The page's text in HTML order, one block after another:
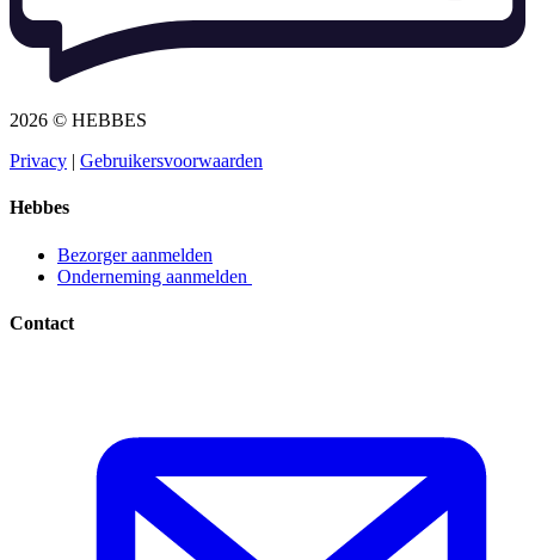
2026 © HEBBES
Privacy​​​​‌ ‍ ​‍​‍‌‍ ‌ ​‍‌‍‍‌‌‍‌ ‌‍‍‌‌‍ ‍​‍​‍​ ‍‍​‍​‍‌ ​ ‌‍​‌‌‍ ‍‌‍‍‌‌ ‌​‌ ‍‌​‍ ‍‌‍‍‌‌‍ ​‍​‍​‍ ​​‍​‍‌‍‍​‌ ​‍‌‍‌‌‌‍‌‍​‍​‍​ ‍‍​‍​‍‌‍‍​‌ ‌​‌ ‌​‌ ​​​ ‍‍​‍ ​‍ ‌‍ ​‌‍ ‌‍​ ‌‍​‌‌‍ ​‌‍‍​‌‍ ‌ ​ ‌ ‌​​ ‍‍​ ​ ​ ​ ​ ​ ​ ​ ​‍ ‌‍‍‌‌‍ ‍‌ ‌​‌‍‌‌‌‍ ‍‌ ‌​​‍ ‌‍‌‌‌‍‌​‌‍‍‌‌ ‌​​‍ ‌‍ ‌‌‍ ‌‍‌​‌‍‌‌​ ‌‌ ​​‌ ​‍‌‍‌‌‌ ​ ‌‍‌‌‌‍ ‍‌ ‌​‌‍​‌‌ ‌​‌‍‍‌‌‍ ‌‍ ‍​ ‍ ‌‍‍‌‌‍‌​​ ‌‌‍‌ ‌‍ ​‌‍ ‌‍​‍‌‍​‌‌‍ ​​ ‍ ‌ ‌​‌ ‍‌‌ ​​‌‍‌‌​ ‌‌‍‌ ‌‍ ​‌‍ ‌‍​‍‌‍​‌‌‍ ​​ ‍ ‌ ​​‌‍​‌‌ ‌​‌‍‍​​ ‌‌‍‌‍‌‍ ‌‍ ‌ ‌​‌‍‌‌‌ ​‍​‍ ‍‌‍ ​‌‍‌‌‌‍‌ ‌‍​‌‌‍ ​​‍‌‌​ ‌‌‌​​‍‌‌ ‌‍‍ ‌‍‌‌‌ ‍‌​‍‌‌​ ​ ‌​‌​​‍‌‌​ ​ ‌​‌​​‍‌‌​ ​‍​ ​‍​ ​‌​ ‍​‌‍‌‌​ ‌‍‌‍‌​‌‍‌‌‌‍‌‌​ ‌‍​ ​ ​ ‍‌​ ‌‌​ ‌​​‍‌‌​ ​‍​ ​‍​‍‌‌​ ‌‌‌​‌​​‍ ‍‌‍ ​‌‍​‌‌‍​‍‌‍‌‌‌‍ ​​ ‌‍​‍‌‍​‌‌ ​ ‌‍‌‌‌‌‌‌‌ ​‍‌‍ ​​ ‌‌‍‍​‌ ‌​‌ ‌​‌ ​​​‍‌‌​ ​ ‌​​‌​‍‌‌​ ​‍‌​‌‍​‍‌‌​ ​‍‌​‌‍‌‍ ​‌‍ ‌‍​ ‌‍​‌‌‍ ​‌‍‍​‌‍ ‌ ​ ‌ ‌​​‍‌‌​ ​ ‌​​‌​ ​ ​ ​ ​ ​ ​ ​ ​‍‌‍‌‍‍‌‌‍‌​​ ‌‌‍‌ ‌‍ ​‌‍ ‌‍​‍‌‍​‌‌‍ ​​‍‌‍‌ ‌​‌ ‍‌‌ ​​‌‍‌‌​ ‌‌‍‌ ‌‍ ​‌‍ ‌‍​‍‌‍​‌‌‍ ​​‍‌‍‌ ​​‌‍​‌‌ ‌​‌‍‍​​ ‌‌‍‌‍‌‍ ‌‍ ‌ ‌​‌‍‌‌‌ ​‍​‍ ‍‌‍ ​‌‍‌‌‌‍‌ ‌‍​‌‌‍ ​​‍‌‌​ ‌‌‌​​‍‌‌ ‌‍‍ ‌‍‌‌‌ ‍‌​‍‌‌​ ​ ‌​‌​​‍‌‌​ ​ ‌​‌​​‍‌‌​ ​‍​ ​‍​ ​‌​ ‍​‌‍‌‌​ ‌‍‌‍‌​‌‍‌‌‌‍‌‌​ ‌‍​ ​ ​ ‍‌​ ‌‌​ ‌​​‍‌‌​ ​‍​ ​‍​‍‌‌​ ‌‌‌​‌​​‍ ‍‌‍ ​‌‍​‌‌‍​‍‌‍‌‌‌‍ ​​‍‌‍‌ ​​‌‍‌‌‌ ​‍‌ ​ ‌ ​​‌‍‌‌‌‍​ ‌ ‌​‌‍‍‌‌ ‌‍‌‍‌‌​ ‌‌ ​​‌ ‌‌‌‍​‍‌‍ ​‌‍‍‌‌ ​ ‌‍‍​‌‍‌‌‌‍‌​​‍​‍‌ ‌ | Gebruikersvoorwaarden​​​​‌ ‍ ​‍​‍‌‍ ‌ ​‍‌‍‍‌‌‍‌ ‌‍‍‌‌‍ ‍​‍​‍​ ‍‍​‍​‍‌ ​ ‌‍​‌‌‍ ‍‌‍‍‌‌ ‌​‌ ‍‌​‍ ‍‌‍‍‌‌‍ ​‍​‍​‍ ​​‍​‍‌‍‍​‌ ​‍‌‍‌‌‌‍‌‍​‍​‍​ ‍‍​‍​‍‌‍‍​‌ ‌​‌ ‌​‌ ​​​ ‍‍​‍ ​‍ ‌‍ ​‌‍ ‌‍​ ‌‍​‌‌‍ ​‌‍‍​‌‍ ‌ ​ ‌ ‌​​ ‍‍​ ​ ​ ​ ​ ​ ​ ​ ​‍ ‌‍‍‌‌‍ ‍‌ ‌​‌‍‌‌‌‍ ‍‌ ‌​​‍ ‌‍‌‌‌‍‌​‌‍‍‌‌ ‌​​‍ ‌‍ ‌‌‍ ‌‍‌​‌‍‌‌​ ‌‌ ​​‌ ​‍‌‍‌‌‌ ​ ‌‍‌‌‌‍ ‍‌ ‌​‌‍​‌‌ ‌​‌‍‍‌‌‍ ‌‍ ‍​ ‍ ‌‍‍‌‌‍‌​​ ‌‌‍‌ ‌‍ ​‌‍ ‌‍​‍‌‍​‌‌‍ ​​ ‍ ‌ ‌​‌ ‍‌‌ ​​‌‍‌‌​ ‌‌‍‌ ‌‍ ​‌‍ ‌‍​‍‌‍​‌‌‍ ​​ ‍ ‌ ​​‌‍​‌‌ ‌​‌‍‍​​ ‌‌‍‌‍‌‍ ‌‍ ‌ ‌​‌‍‌‌‌ ​‍​‍ ‍‌‍ ​‌‍‌‌‌‍‌ ‌‍​‌‌‍ ​​‍‌‌​ ‌‌‌​​‍‌‌ ‌‍‍ ‌‍‌‌‌ ‍‌​‍‌‌​ ​ ‌​‌​​‍‌‌​ ​ ‌​‌​​‍‌‌​ ​‍​ ​‍​ ​​‌‍​ ‌‍‌‍​ ‌‍​ ‌​‌‍‌​​ ​ ‌‍‌‌​ ​ ​ ​‌​ ‍‌​ ​‍​‍‌‌​ ​‍​ ​‍​‍‌‌​ ‌‌‌​‌​​‍ ‍‌‍ ​‌‍​‌‌‍​‍‌‍‌‌‌‍ ​​ ‌‍​‍‌‍​‌‌ ​ ‌‍‌‌‌‌‌‌‌ ​‍‌‍ ​​ ‌‌‍‍​‌ ‌​‌ ‌​‌ ​​​‍‌‌​ ​ ‌​​‌​‍‌‌​ ​‍‌​‌‍​‍‌‌​ ​‍‌​‌‍‌‍ ​‌‍ ‌‍​ ‌‍​‌‌‍ ​‌‍‍​‌‍ ‌ ​ ‌ ‌​​‍‌‌​ ​ ‌​​‌​ ​ ​ ​ ​ ​ ​ ​ ​‍‌‍‌‍‍‌‌‍‌​​ ‌‌‍‌ ‌‍ ​‌‍ ‌‍​‍‌‍​‌‌‍ ​​‍‌‍‌ ‌​‌ ‍‌‌ ​​‌‍‌‌​ ‌‌‍‌ ‌‍ ​‌‍ ‌‍​‍‌‍​‌‌‍ ​​‍‌‍‌ ​​‌‍​‌‌ ‌​‌‍‍​​ ‌‌‍‌‍‌‍ ‌‍ ‌ ‌​‌‍‌‌‌ ​‍​‍ ‍‌‍ ​‌‍‌‌‌‍‌ ‌‍​‌‌‍ ​​‍‌‌​ ‌‌‌​​‍‌‌ ‌‍‍ ‌‍‌‌‌ ‍‌​‍‌‌​ ​ ‌​‌​​‍‌‌​ ​ ‌​‌​​‍‌‌​ ​‍​ ​‍​ ​​‌‍​ ‌‍‌‍​ ‌‍​ ‌​‌‍‌​​ ​ ‌‍‌‌​ ​ ​ ​‌​ ‍‌​ ​‍​‍‌‌​ ​‍​ ​‍​‍‌‌​ ‌‌‌​‌​​‍ ‍‌‍ ​‌‍​‌‌‍​‍‌‍‌‌‌‍ ​​‍‌‍‌ ​​‌‍‌‌‌ ​‍‌ ​ ‌ ​​‌‍‌‌‌‍​ ‌ ‌​‌‍‍‌‌ ‌‍‌‍‌‌​ ‌‌ ​​‌ ‌‌‌‍​‍‌‍ ​‌‍‍‌‌ ​ ‌‍‍​‌‍‌‌‌‍‌​​‍​‍‌ ‌
Hebbes
Bezorger aanmelden​​​​‌ ‍ ​‍​‍‌‍ ‌ ​‍‌‍‍‌‌‍‌ ‌‍‍‌‌‍ ‍​‍​‍​ ‍‍​‍​‍‌ ​ ‌‍​‌‌‍ ‍‌‍‍‌‌ ‌​‌ ‍‌​‍ ‍‌‍‍‌‌‍ ​‍​‍​‍ ​​‍​‍‌‍‍​‌ ​‍‌‍‌‌‌‍‌‍​‍​‍​ ‍‍​‍​‍‌‍‍​‌ ‌​‌ ‌​‌ ​​​ ‍‍​‍ ​‍ ‌‍ ​‌‍ ‌‍​ ‌‍​‌‌‍ ​‌‍‍​‌‍ ‌ ​ ‌ ‌​​ ‍‍​ ​ ​ ​ ​ ​ ​ ​ ​‍ ‌‍‍‌‌‍ ‍‌ ‌​‌‍‌‌‌‍ ‍‌ ‌​​‍ ‌‍‌‌‌‍‌​‌‍‍‌‌ ‌​​‍ ‌‍ ‌‌‍ ‌‍‌​‌‍‌‌​ ‌‌ ​​‌ ​‍‌‍‌‌‌ ​ ‌‍‌‌‌‍ ‍‌ ‌​‌‍​‌‌ ‌​‌‍‍‌‌‍ ‌‍ ‍​ ‍ ‌‍‍‌‌‍‌​​ ‌‌‍‌ ‌‍ ​‌‍ ‌‍​‍‌‍​‌‌‍ ​​ ‍ ‌ ‌​‌ ‍‌‌ ​​‌‍‌‌​ ‌‌‍‌ ‌‍ ​‌‍ ‌‍​‍‌‍​‌‌‍ ​​ ‍ ‌ ​​‌‍​‌‌ ‌​‌‍‍​​ ‌‌‍‌‍‌‍ ‌‍ ‌ ‌​‌‍‌‌‌ ​‍​‍ ‍‌ ​​‌‍​‌‌‍‌ ‌‍‌‌‌ ​ ​‍‌‌​ ‌‌‌​​‍‌‌ ‌‍‍ ‌‍‌‌‌ ‍‌​‍‌‌​ ​ ‌​‌​​‍‌‌​ ​ ‌​‌​​‍‌‌​ ​‍​ ​‍​ ‌ ​ ​‌‌‍​‍‌‍​ ​ ‌‌​ ‌ ​ ​‌​ ​‍​ ‌​​ ​​‌‍‌‌​ ‍‌​‍‌‌​ ​‍​ ​‍​‍‌‌​ ‌‌‌​‌​​‍ ‍‌‍ ​‌‍​‌‌‍​‍‌‍‌‌‌‍ ​​ ‌‍​‍‌‍​‌‌ ​ ‌‍‌‌‌‌‌‌‌ ​‍‌‍ ​​ ‌‌‍‍​‌ ‌​‌ ‌​‌ ​​​‍‌‌​ ​ ‌​​‌​‍‌‌​ ​‍‌​‌‍​‍‌‌​ ​‍‌​‌‍‌‍ ​‌‍ ‌‍​ ‌‍​‌‌‍ ​‌‍‍​‌‍ ‌ ​ ‌ ‌​​‍‌‌​ ​ ‌​​‌​ ​ ​ ​ ​ ​ ​ ​ ​‍‌‍‌‍‍‌‌‍‌​​ ‌‌‍‌ ‌‍ ​‌‍ ‌‍​‍‌‍​‌‌‍ ​​‍‌‍‌ ‌​‌ ‍‌‌ ​​‌‍‌‌​ ‌‌‍‌ ‌‍ ​‌‍ ‌‍​‍‌‍​‌‌‍ ​​‍‌‍‌ ​​‌‍​‌‌ ‌​‌‍‍​​ ‌‌‍‌‍‌‍ ‌‍ ‌ ‌​‌‍‌‌‌ ​‍​‍ ‍‌ ​​‌‍​‌‌‍‌ ‌‍‌‌‌ ​ ​‍‌‌​ ‌‌‌​​‍‌‌ ‌‍‍ ‌‍‌‌‌ ‍‌​‍‌‌​ ​ ‌​‌​​‍‌‌​ ​ ‌​‌​​‍‌‌​ ​‍​ ​‍​ ‌ ​ ​‌‌‍​‍‌‍​ ​ ‌‌​ ‌ ​ ​‌​ ​‍​ ‌​​ ​​‌‍‌‌​ ‍‌​‍‌‌​ ​‍​ ​‍​‍‌‌​ ‌‌‌​‌​​‍ ‍‌‍ ​‌‍​‌‌‍​‍‌‍‌‌‌‍ ​​‍‌‍‌ ​​‌‍‌‌‌ ​‍‌ ​ ‌ ​​‌‍‌‌‌‍​ ‌ ‌​‌‍‍‌‌ ‌‍‌‍‌‌​ ‌‌ ​​‌ ‌‌‌‍​‍‌‍ ​‌‍‍‌‌ ​ ‌‍‍​‌‍‌‌‌‍‌​​‍​‍‌ ‌
Onderneming aanmelden ​​​​‌ ‍ ​‍​‍‌‍ ‌ ​‍‌‍‍‌‌‍‌ ‌‍‍‌‌‍ ‍​‍​‍​ ‍‍​‍​‍‌ ​ ‌‍​‌‌‍ ‍‌‍‍‌‌ ‌​‌ ‍‌​‍ ‍‌‍‍‌‌‍ ​‍​‍​‍ ​​‍​‍‌‍‍​‌ ​‍‌‍‌‌‌‍‌‍​‍​‍​ ‍‍​‍​‍‌‍‍​‌ ‌​‌ ‌​‌ ​​​ ‍‍​‍ ​‍ ‌‍ ​‌‍ ‌‍​ ‌‍​‌‌‍ ​‌‍‍​‌‍ ‌ ​ ‌ ‌​​ ‍‍​ ​ ​ ​ ​ ​ ​ ​ ​‍ ‌‍‍‌‌‍ ‍‌ ‌​‌‍‌‌‌‍ ‍‌ ‌​​‍ ‌‍‌‌‌‍‌​‌‍‍‌‌ ‌​​‍ ‌‍ ‌‌‍ ‌‍‌​‌‍‌‌​ ‌‌ ​​‌ ​‍‌‍‌‌‌ ​ ‌‍‌‌‌‍ ‍‌ ‌​‌‍​‌‌ ‌​‌‍‍‌‌‍ ‌‍ ‍​ ‍ ‌‍‍‌‌‍‌​​ ‌‌‍‌ ‌‍ ​‌‍ ‌‍​‍‌‍​‌‌‍ ​​ ‍ ‌ ‌​‌ ‍‌‌ ​​‌‍‌‌​ ‌‌‍‌ ‌‍ ​‌‍ ‌‍​‍‌‍​‌‌‍ ​​ ‍ ‌ ​​‌‍​‌‌ ‌​‌‍‍​​ ‌‌‍‌‍‌‍ ‌‍ ‌ ‌​‌‍‌‌‌ ​‍​‍ ‍‌ ​​‌‍​‌‌‍‌ ‌‍‌‌‌ ​ ​‍‌‌​ ‌‌‌​​‍‌‌ ‌‍‍ ‌‍‌‌‌ ‍‌​‍‌‌​ ​ ‌​‌​​‍‌‌​ ​ ‌​‌​​‍‌‌​ ​‍​ ​‍​ ‌ ​ ‌ ​ ‍‌​ ​ ​ ​‌‌‍​ ‌‍​‌​ ‌‍​ ​‌‌‍​‍​ ‌‍‌‍​ ​‍‌‌​ ​‍​ ​‍​‍‌‌​ ‌‌‌​‌​​‍ ‍‌‍ ​‌‍​‌‌‍​‍‌‍‌‌‌‍ ​​ ‌‍​‍‌‍​‌‌ ​ ‌‍‌‌‌‌‌‌‌ ​‍‌‍ ​​ ‌‌‍‍​‌ ‌​‌ ‌​‌ ​​​‍‌‌​ ​ ‌​​‌​‍‌‌​ ​‍‌​‌‍​‍‌‌​ ​‍‌​‌‍‌‍ ​‌‍ ‌‍​ ‌‍​‌‌‍ ​‌‍‍​‌‍ ‌ ​ ‌ ‌​​‍‌‌​ ​ ‌​​‌​ ​ ​ ​ ​ ​ ​ ​ ​‍‌‍‌‍‍‌‌‍‌​​ ‌‌‍‌ ‌‍ ​‌‍ ‌‍​‍‌‍​‌‌‍ ​​‍‌‍‌ ‌​‌ ‍‌‌ ​​‌‍‌‌​ ‌‌‍‌ ‌‍ ​‌‍ ‌‍​‍‌‍​‌‌‍ ​​‍‌‍‌ ​​‌‍​‌‌ ‌​‌‍‍​​ ‌‌‍‌‍‌‍ ‌‍ ‌ ‌​‌‍‌‌‌ ​‍​‍ ‍‌ ​​‌‍​‌‌‍‌ ‌‍‌‌‌ ​ ​‍‌‌​ ‌‌‌​​‍‌‌ ‌‍‍ ‌‍‌‌‌ ‍‌​‍‌‌​ ​ ‌​‌​​‍‌‌​ ​ ‌​‌​​‍‌‌​ ​‍​ ​‍​ ‌ ​ ‌ ​ ‍‌​ ​ ​ ​‌‌‍​ ‌‍​‌​ ‌‍​ ​‌‌‍​‍​ ‌‍‌‍​ ​‍‌‌​ ​‍​ ​‍​‍‌‌​ ‌‌‌​‌​​‍ ‍‌‍ ​‌‍​‌‌‍​‍‌‍‌‌‌‍ ​​‍‌‍‌ ​​‌‍‌‌‌ ​‍‌ ​ ‌ ​​‌‍‌‌‌‍​ ‌ ‌​‌‍‍‌‌ ‌‍‌‍‌‌​ ‌‌ ​​‌ ‌‌‌‍​‍‌‍ ​‌‍‍‌‌ ​ ‌‍‍​‌‍‌‌‌‍‌​​‍​‍‌ ‌
Contact